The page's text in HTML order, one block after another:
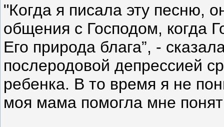
"Когда я писала эту песню,
общения с Господом, когда
Его природа блага”, -
послеродовой депрессией
ребенка. В то время я не
моя мама помогла мне